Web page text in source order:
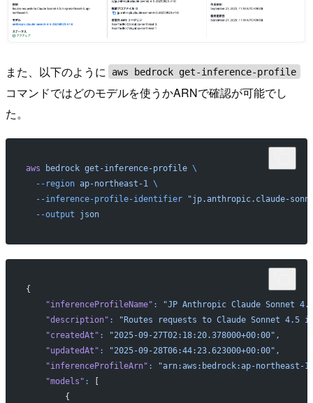
また、以下のように aws bedrock get-inference-profile
コマンドではどのモデルを使うかARNで確認が可能でし
た。
aws bedrock get-inference-profile \
  --region
ap-northeast-1 \
  --inference-profile-identifier
"jp.anthropic.claude-
  --output
json
{
    "inferenceProfileName"
:
"JP Anthropic Claude Sonnet
    "description"
:
"Routes requests to Claude Sonnet
    "createdAt"
:
"2025-09-27T02:18:20.378000+00:00",
    "updatedAt"
:
"2025-09-28T06:44:23.623000+00:00",
    "inferenceProfileArn"
:
"arn:aws:bedrock:ap-northeast-
    "models"
:
        {